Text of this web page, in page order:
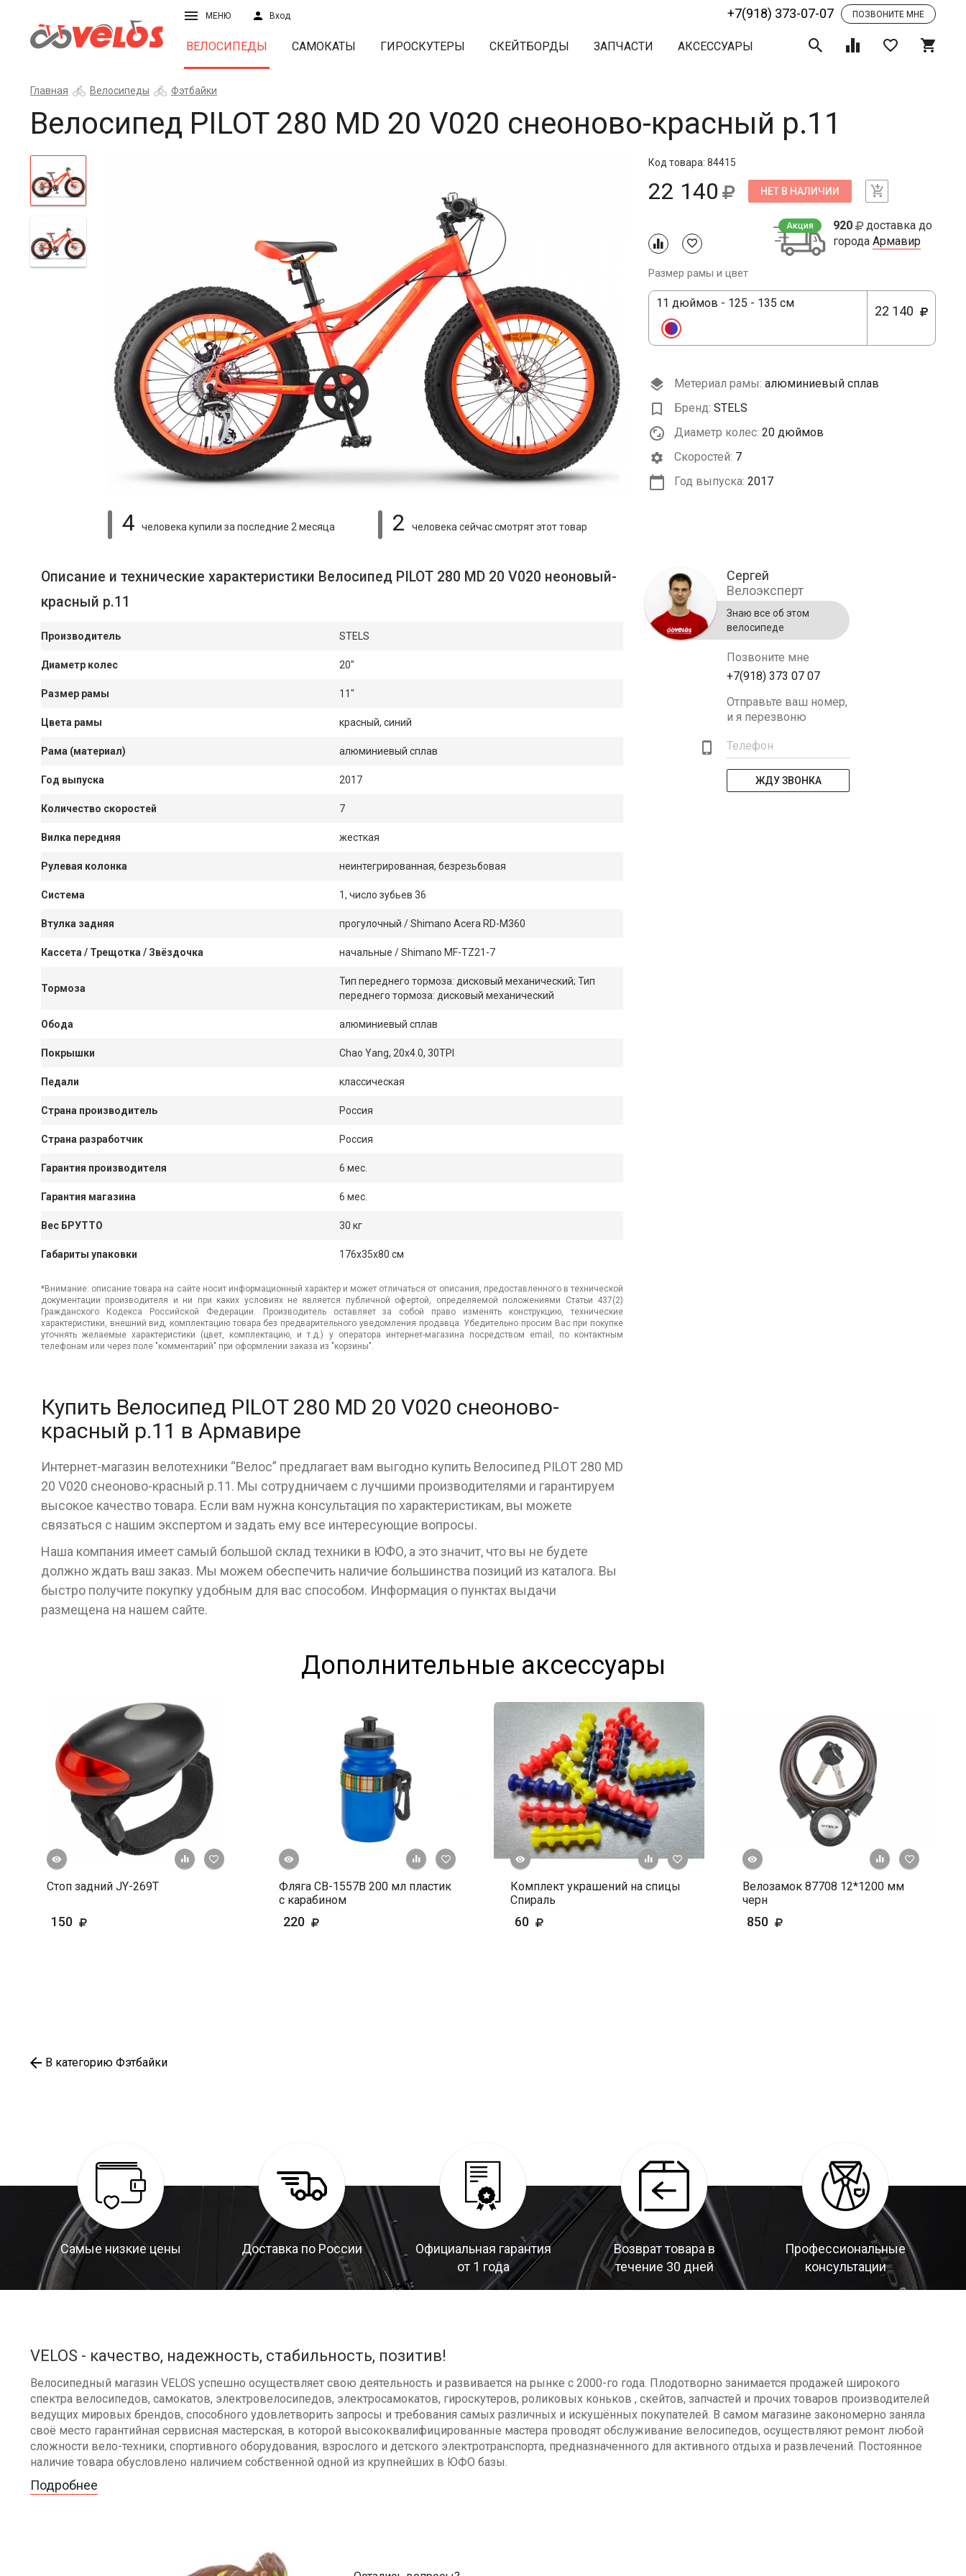
МЕНЮ Вход +7(918) 373-07-07 ПОЗВОНИТЕ МНЕ
ВЕЛОСИПЕДЫ САМОКАТЫ ГИРОСКУТЕРЫ СКЕЙТБОРДЫ ЗАПЧАСТИ АКСЕССУАРЫ
Главная Велосипеды Фэтбайки
Велосипед PILOT 280 MD 20 V020 снеоново-красный р.11
4 человека купили за последние 2 месяца 2 человека сейчас смотрятэтот товар
Код товара: 84415
22 140 НЕТ В НАЛИЧИИ
Акция 920
доставка до
города Армавир
Размер рамы и цвет
11 дюймов - 125 - 135 см
22 140
Метериал рамы: алюминиевый сплав
Бренд: STELS
Диаметр колес: 20 дюймов
Cкоростей: 7
Год выпуска: 2017
Описание и технические характеристики Велосипед PILOT 280 MD 20 V020 неоновый-
красный р.11
Производитель STELS
Диаметр колес 20"
Размер рамы 11"
Цвета рамы красный, синий
Рама (материал) алюминиевый сплав
Год выпуска 2017
Количество скоростей 7
Вилка передняя жесткая
Рулевая колонка неинтегрированная, безрезьбовая
Система 1, число зубьев 36
Втулка задняя прогулочный / Shimano Acera RD-M360
Кассета / Трещотка / Звёздочка начальные / Shimano MF-TZ21-7
Тормоза
Тип переднего тормоза: дисковый механический; Тип
переднего тормоза: дисковый механический
Обода алюминиевый сплав
Покрышки Chao Yang, 20x4.0, 30TPI
Педали классическая
Страна производитель Россия
Страна разработчик Россия
Гарантия производителя 6 мес.
Гарантия магазина 6 мес.
Вес БРУТТО 30 кг
Габариты упаковки 176x35x80 см
*Внимание: описание товара на сайте носит информационный характер и может отличаться от описания, предоставленного в технической
документации производителя и ни при каких условиях не является публичной офертой, определяемой положениями Статьи 437(2)
Гражданского Кодекса Российской Федерации. Производитель оставляет за собой право изменять конструкцию, технические
характеристики, внешний вид, комплектацию товара без предварительного уведомления продавца. Убедительно просим Вас при покупке
уточнять желаемые характеристики (цвет, комплектацию, и т.д.) у оператора интернет-магазина посредством email, по контактным
телефонам или через поле "комментарий" при оформлении заказа из "корзины".
Купить Велосипед PILOT 280 MD 20 V020 снеоново-
красный р.11 в Армавире
Интернет-магазин велотехники “Велос” предлагает вам выгодно купить Велосипед PILOT 280 MD
20 V020 снеоново-красный р.11. Мы сотрудничаем с лучшими производителями и гарантируем
высокое качество товара. Если вам нужна консультация по характеристикам, вы можете
связаться с нашим экспертом и задать ему все интересующие вопросы.
Наша компания имеет самый большой склад техники в ЮФО, а это значит, что вы не будете
должно ждать ваш заказ. Мы можем обеспечить наличие большинства позиций из каталога. Вы
быстро получите покупку удобным для вас способом. Информация о пунктах выдачи
размещена на нашем сайте.
Сергей
Велоэксперт
Знаю все об этом
велосипеде
Позвоните мне
+7(918) 373 07 07
Отправьте ваш номер,
и я перезвоню
Телефон
ЖДУ ЗВОНКА
Дополнительные аксессуары
+ К сравнению
В избранное
Стоп задний JY-269T
150
+ К сравнению
В избранное
Быстрый просмотр
Фляга СВ-1557В 200 мл пластик
с карабином
220
+ К сравнению
В избранное
Быстрый просмотр
Комплект украшений на спицы
Спираль
60
+ К
Быстрый просмотр
Велозамок 87708 12*1200 мм
черн
850
В категорию Фэтбайки
Самые низкие цены Доставка по России
Официальная гарантия
от 1 года
Возврат товара в
течение 30 дней
Профессиональные
консультации
VELOS - качество, надежность, стабильность, позитив!
Велосипедный магазин VELOS успешно осуществляет свою деятельность и развивается на рынке с 2000-го года. Плодотворно занимается продажей широкого
спектра велосипедов, самокатов, электровелосипедов, электросамокатов, гироскутеров, роликовых коньков , скейтов, запчастей и прочих товаров производителей
ведущих мировых брендов, способного удовлетворить запросы и требования самых различных и искушённых покупателей. В самом магазине закономерно заняла
своё место гарантийная сервисная мастерская, в которой высококвалифицированные мастера проводят обслуживание велосипедов, осуществляют ремонт любой
сложности вело-техники, спортивного оборудования, взрослого и детского электротранспорта, предназначенного для активного отдыха и развлечений. Постоянное
наличие товара обусловлено наличием собственной одной из крупнейших в ЮФО базы.
Подробнее